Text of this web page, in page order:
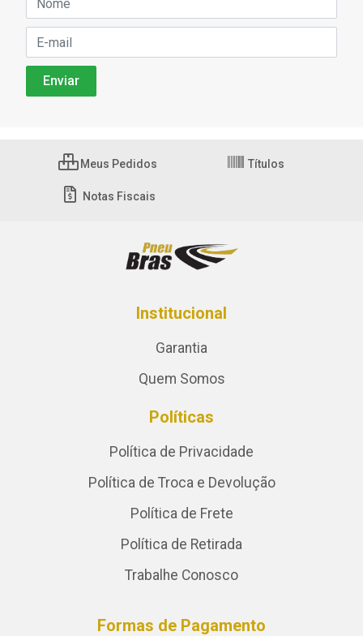
Meus Pedidos Títulos
Notas Fiscais
Institucional
Garantia
Quem Somos
Políticas
Política de Privacidade
Política de Troca e Devolução
Política de Frete
Política de Retirada
Trabalhe Conosco
Formas de Pagamento